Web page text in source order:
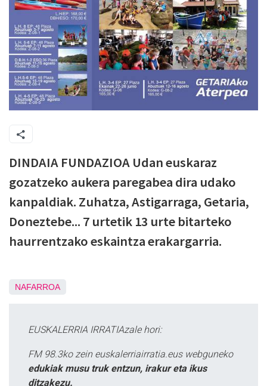
DINDAIA FUNDAZIOA Udan euskaraz
gozatzeko aukera paregabea dira udako
kanpaldiak. Zuhatza, Astigarraga, Getaria,
Doneztebe... 7 urtetik 13 urte bitarteko
haurrentzako eskaintza erakargarria.
NAFARROA
EUSKALERRIA IRRATIAzale hori:
FM 98.3ko zein euskalerriairratia.eus webguneko
edukiak musu truk entzun, irakur eta ikus
ditzakezu.